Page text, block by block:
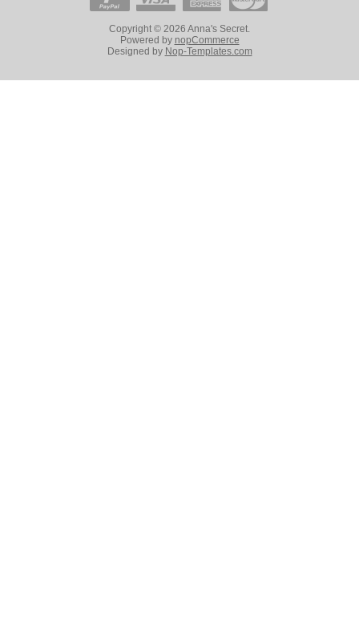
Copyright © 2026 Anna's Secret.
Powered by nopCommerce
Designed by Nop-Templates.com